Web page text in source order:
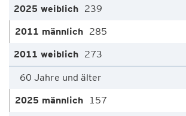
239
285
273
60 Jahre und älter
157